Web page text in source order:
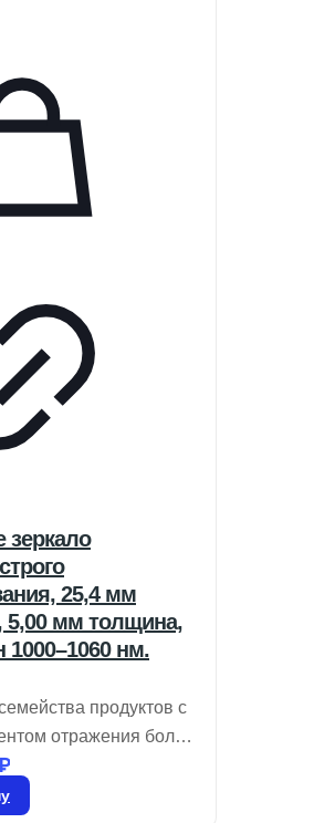
зеркало
25,4 мм
5,00 мм толщина,
1000–1060 нм.
продуктов с
отражения более
для диапазона
Обладают низкой